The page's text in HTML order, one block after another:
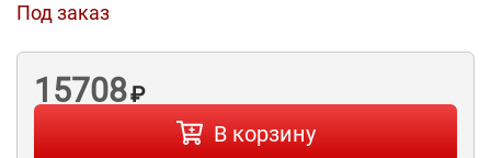
Под заказ
15708₽
В корзину